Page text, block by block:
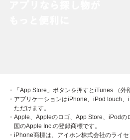
・「App Store」ボタンを押すとiTunes （外
・アプリケーションはiPhone、iPod touch
ただけます。
・Apple、Appleのロゴ、App Store、iPod
国のApple Inc.の登録商標です。
・iPhone商標は、アイホン株式会社のライ